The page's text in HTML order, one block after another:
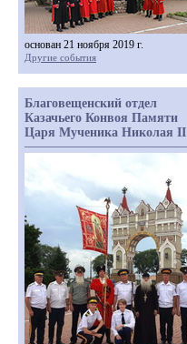
основан 21 ноября 2019 г.
Другие события
Благовещенский отдел
Казачьего Конвоя Памяти
Царя Мученика Николая II